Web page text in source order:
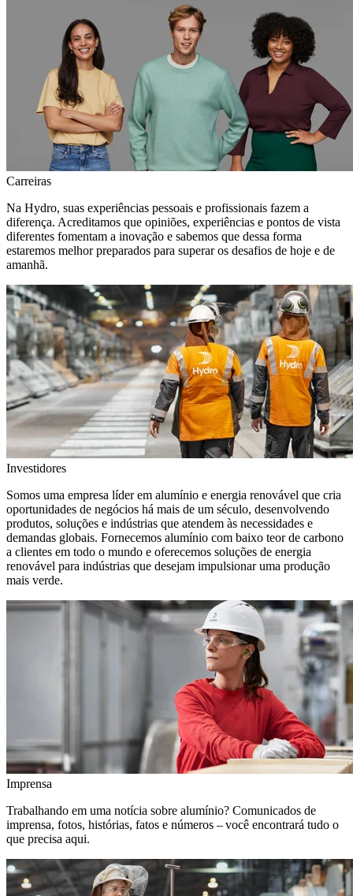
Carreiras
Na Hydro, suas experiências pessoais e profissionais fazem a
diferença. Acreditamos que opiniões, experiências e pontos de vista
diferentes fomentam a inovação e sabemos que dessa forma
estaremos melhor preparados para superar os desafios de hoje e de
amanhã.
Investidores
Somos uma empresa líder em alumínio e energia renovável que cria
oportunidades de negócios há mais de um século, desenvolvendo
produtos, soluções e indústrias que atendem às necessidades e
demandas globais. Fornecemos alumínio com baixo teor de carbono
a clientes em todo o mundo e oferecemos soluções de energia
renovável para indústrias que desejam impulsionar uma produção
mais verde.
Imprensa
Trabalhando em uma notícia sobre alumínio? Comunicados de
imprensa, fotos, histórias, fatos e números – você encontrará tudo o
que precisa aqui.